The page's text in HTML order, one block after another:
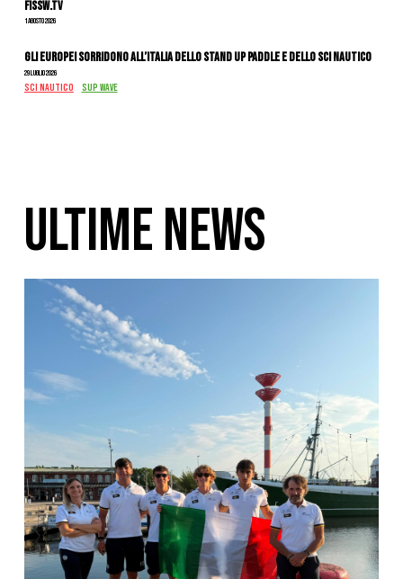
FISSW.TV
1 Agosto 2026
Gli Europei sorridono all’Italia dello stand up paddle e dello sci nautico
29 Luglio 2026
SCI NAUTICO SUP WAVE
ULTIME NEWS